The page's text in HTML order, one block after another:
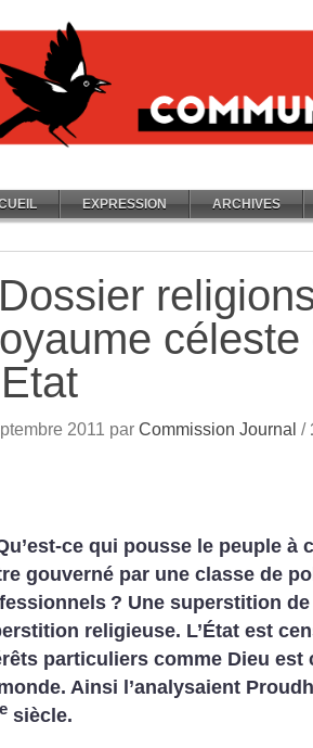
EXPRESSION ARCHIVES
Dossier
2011 par Commission Journal /
ce qui pousse le peuple à
gouverné par une classe de
? Une superstition
religieuse. L’État est
particuliers comme Dieu est
Ainsi l’analysaient
e siècle.